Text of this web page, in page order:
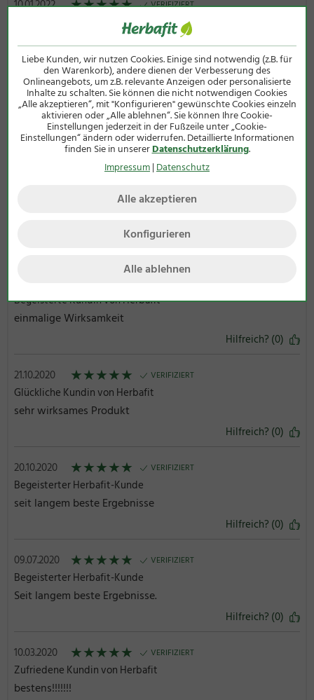
Liebe Kunden, wir nutzen Cookies. Einige sind notwendig (z.B. für
den Warenkorb), andere dienen der Verbesserung des
Onlineangebots, um z.B. relevante Anzeigen oder personalisierte
Inhalte zu schalten. Sie können die nicht notwendigen Cookies
„Alle akzeptieren“, mit "Konfigurieren" gewünschte Cookies einzeln
aktivieren oder „Alle ablehnen“. Sie können Ihre Cookie-
Einstellungen jederzeit in der Fußzeile unter „Cookie-
Einstellungen“ ändern oder widerrufen. Detaillierte Informationen
finden Sie in unsererDatenschutzerklärung.
Impressum|Datenschutz
Alle akzeptieren
Konfigurieren
Alle ablehnen
10.01.2022 ★★★★★ VERIFIZIERT
Hilft schmerzfrei zu werden
Hilfreich? (0)
24.08.2021 ★★★★★ VERIFIZIERT
Dankbarer Kunde
Wie immmer schnelle Lieferung, immer wieder gern.
Hilfreich? (0)
★★
Zufriedener Kunde von Herbafit
Begeisterte Kundin von Herbafit
einmalige Wirksamkeit
Hilfreich? (0)
21.10.2020 ★★★★★ VERIFIZIERT
Glückliche Kundin von Herbafit
sehr wirksames Produkt
Hilfreich? (0)
20.10.2020 ★★★★★ VERIFIZIERT
Begeisterter Herbafit-Kunde
seit langem beste Ergebnisse
Hilfreich? (0)
09.07.2020 ★★★★★ VERIFIZIERT
Begeisterter Herbafit-Kunde
Seit langem beste Ergebnisse.
Hilfreich? (0)
10.03.2020 ★★★★★ VERIFIZIERT
Zufriedene Kundin von Herbafit
bestens!!!!!!!